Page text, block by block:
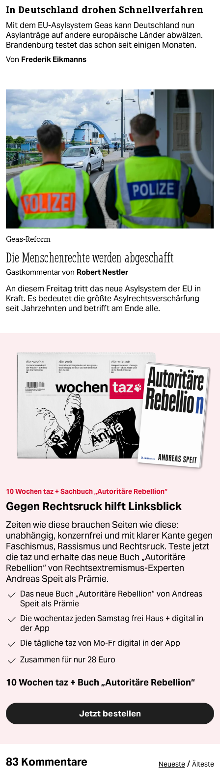
In Deutschland drohen Schnellverfahren
Mit dem EU-Asylsystem Geas kann Deutschland nun
Asylanträge auf andere europäische Länder abwälzen.
Brandenburg testet das schon seit einigen Monaten.
Von Frederik Eikmanns
Geas-Reform
Die Menschenrechte werden abgeschafft
Gastkommentar von Robert Nestler
An diesem Freitag tritt das neue Asylsystem der EU in
Kraft. Es bedeutet die größte Asylrechtsverschärfung
seit Jahrzehnten und betrifft am Ende alle.
10 Wochen taz + Sachbuch „Autoritäre Rebellion“
Gegen Rechtsruck hilft Linksblick
Zeiten wie diese brauchen Seiten wie diese:
unabhängig, konzernfrei und mit klarer Kante gegen
Faschismus, Rassismus und Rechtsruck. Teste jetzt
die taz und erhalte das neue Buch „Autoritäre
Rebellion“ von Rechtsextremismus-Experten
Andreas Speit als Prämie.
Das neue Buch „Autoritäre Rebellion“ von Andreas
Speit als Prämie
Die wochentaz jeden Samstag frei Haus + digital in
der App
Die tägliche taz von Mo-Fr digital in der App
Zusammen für nur 28 Euro
10 Wochen taz + Buch „Autoritäre Rebellion“
Jetzt bestellen
83 Kommentare Neueste / Älteste